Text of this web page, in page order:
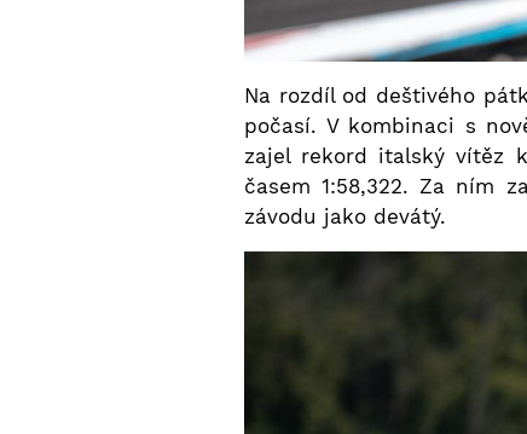
Na rozdíl od deštivého
počasí. V kombinaci s
zajel rekord italský vítěz
časem 1:58,322. Za ním
závodu jako devátý.